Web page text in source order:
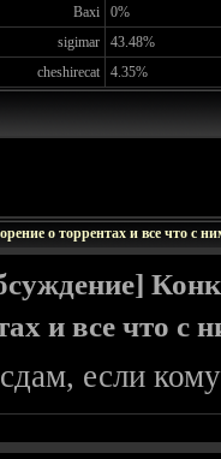
Baxi
0%
sigimar
43.48%
cheshirecat
4.35%
о торрентах и все что с
и все что с
если